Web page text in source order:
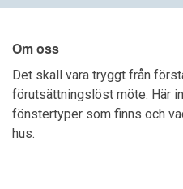
Om oss
Det skall vara tryggt från
förutsättningslöst möte. Här
fönstertyper som finns och
hus.